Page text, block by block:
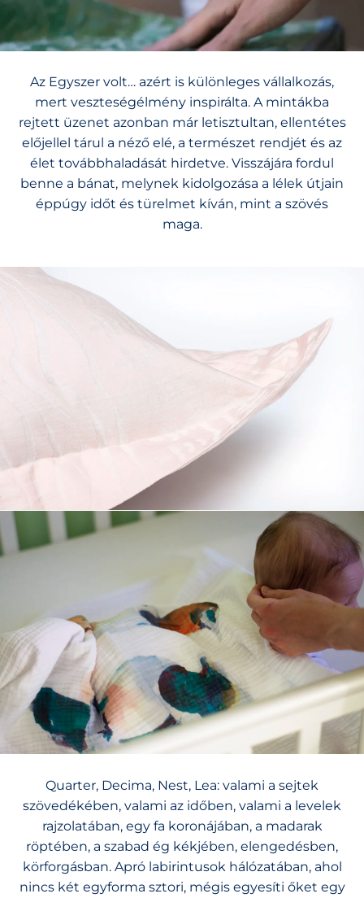
Az Egyszer volt… azért is különleges vállalkozás,
mert veszteségélmény inspirálta. A mintákba
rejtett üzenet azonban már letisztultan, ellentétes
előjellel tárul a néző elé, a természet rendjét és az
élet továbbhaladását hirdetve. Visszájára fordul
benne a bánat, melynek kidolgozása a lélek útjain
éppúgy időt és türelmet kíván, mint a szövés
maga.
Quarter, Decima, Nest, Lea: valami a sejtek
szövedékében, valami az időben, valami a levelek
rajzolatában, egy fa koronájában, a madarak
röptében, a szabad ég kékjében, elengedésben,
körforgásban. Apró labirintusok hálózatában, ahol
nincs két egyforma sztori, mégis egyesíti őket egy